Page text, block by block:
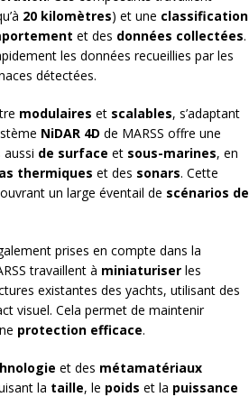
20 kilomètres) et une classification
et des données collectées.
les données recueillies par les
détectées.
modulaires et scalables, s’adaptant
NiDAR 4D de MARSS offre une
de surface et sous-marines, en
thermiques et des sonars. Cette
un large éventail de scénarios de
prises en compte dans la
travaillent à miniaturiser les
existantes des yachts, utilisant des
visuel. Cela permet de maintenir
protection efficace.
et des métamatériaux
la taille, le poids et la puissance